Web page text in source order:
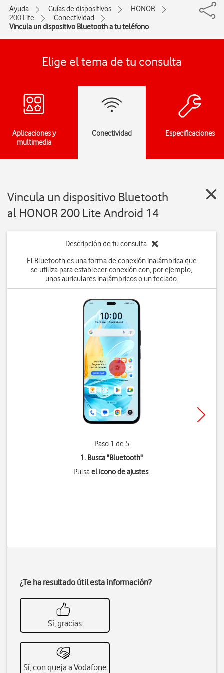
Ayuda Guías de dispositivos
HONOR
200 Lite
Conectividad
Vincula un dispositivo Bluetooth a tu teléfono
Elige el tema de tu consulta
Aplicaciones y
multimedia
Conectividad Especificaciones
Vincula un dispositivo Bluetooth
al HONOR 200 Lite Android 14
Descripción de tu consulta
El Bluetooth es una forma de conexión inalámbrica que
se utiliza para establecer conexión con, por ejemplo,
unos auriculares inalámbricos o un teclado.
Paso 1 de 5
1. Busca "Bluetooth"
Pulsael icono de ajustes.
¿Te ha resultado útil esta información?
Sí, gracias
Sí, con queja a Vodafone